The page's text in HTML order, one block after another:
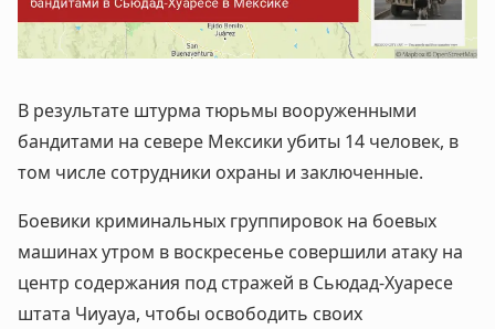
В результате штурма тюрьмы вооруженными
бандитами на севере Мексики убиты 14 человек, в
том числе сотрудники охраны и заключенные.
Боевики криминальных группировок на боевых
машинах утром в воскресенье совершили атаку на
центр содержания под стражей в Сьюдад-Хуаресе
штата Чиуауа, чтобы освободить своих